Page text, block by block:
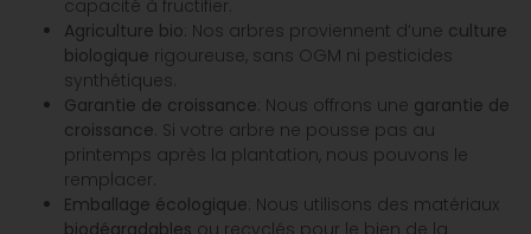
capacité à fructifier.
Agriculture bio : Nos arbres proviennent d’une culture
biologique rigoureuse, sans OGM ni pesticides
synthétiques.
Garantie de croissance : Nous offrons une garantie de
croissance . Si votre arbre ne pousse pas au
printemps après la plantation, nous pouvons le
remplacer.
Emballage écologique : Nous utilisons des matériaux
biodégradables ou recyclés pour le bien de la